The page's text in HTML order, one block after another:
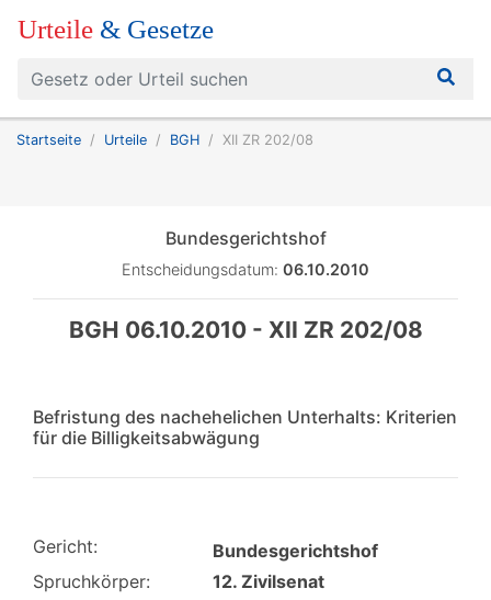
Urteile & Gesetze
Startseite Urteile BGH XII ZR 202/08
Bundesgerichtshof
Entscheidungsdatum: 06.10.2010
BGH 06.10.2010 - XII ZR 202/08
Befristung des nachehelichen Unterhalts: Kriterien
für die Billigkeitsabwägung
Gericht:
Bundesgerichtshof
Spruchkörper:
12. Zivilsenat